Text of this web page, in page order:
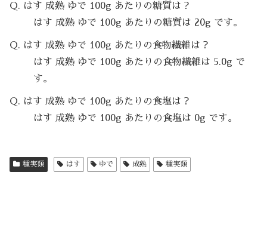
Q. はす 成熟 ゆで 100g あたりの糖質は？
はす 成熟 ゆで 100g あたりの糖質は 20g です。
Q. はす 成熟 ゆで 100g あたりの食物繊維は？
はす 成熟 ゆで 100g あたりの食物繊維は 5.0g で
す。
Q. はす 成熟 ゆで 100g あたりの食塩は？
はす 成熟 ゆで 100g あたりの食塩は 0g です。
種実類 はす ゆで 成熟 種実類